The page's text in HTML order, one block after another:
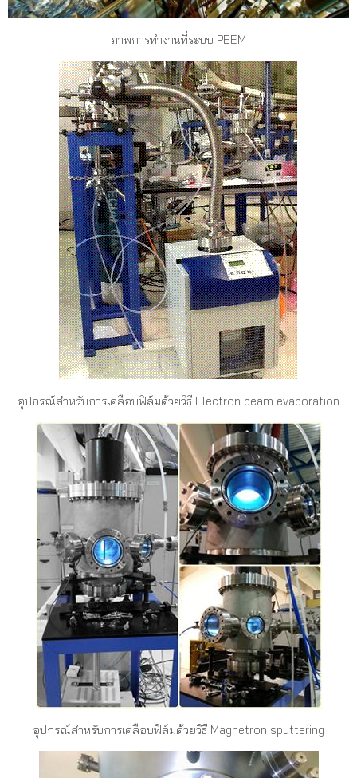
ภาพการทำงานที่ระบบ PEEM
อุปกรณ์สำหรับการเคลือบฟิล์มด้วยวิธี Electron beam evaporation
อุปกรณ์สำหรับการเคลือบฟิล์มด้วยวิธี Magnetron sputtering